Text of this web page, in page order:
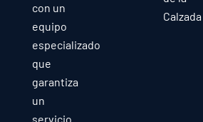
con un
equipo
especializado
que
garantiza
un
servicio
Calzada